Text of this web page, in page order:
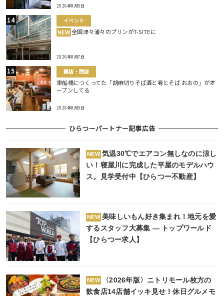
2026年8月5日
イベント
NEW 全国津々浦々のプリンがT-SITEに
2026年8月7日
開店・閉店
東船橋につくってた「胡麻切りそば酒と肴とそば おおの」がオ
ープンしてる
2026年8月5日
ひらつーパートナー記事広告
NEW 気温30℃でエアコン無しなのに涼し
い！寝屋川に完成した平屋のモデルハウ
ス。見学受付中【ひらつー不動産】
NEW 美味しいもん好き集まれ！地元を愛
するスタッフ大募集 ― トップワールド
【ひらつー求人】
NEW
〈2026年版〉ニトリモール枚方の
飲食店14店舗イッキ見せ！休日グルメモ